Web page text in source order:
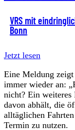
VRS mit
Bonn
Jetzt lesen
Eine Meldung
immer wieder an:
nicht? Ein weiteres
davon abhält, die
alltäglichen
Termin zu nutzen.